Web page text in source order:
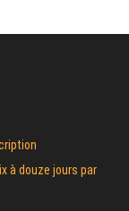
à douze jours par